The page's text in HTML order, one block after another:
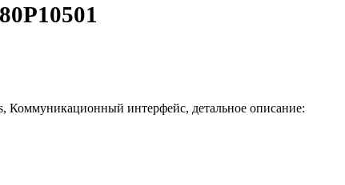
Коммуникационный интерфейс, детальное описание: